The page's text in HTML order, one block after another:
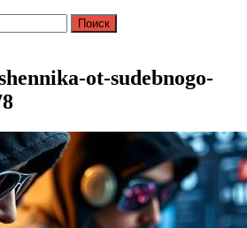
ot-sudebnogo-